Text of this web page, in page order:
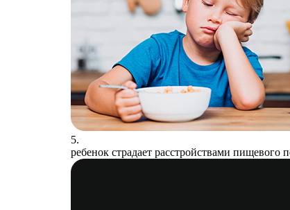
5.
ребенок страдает расстройствами